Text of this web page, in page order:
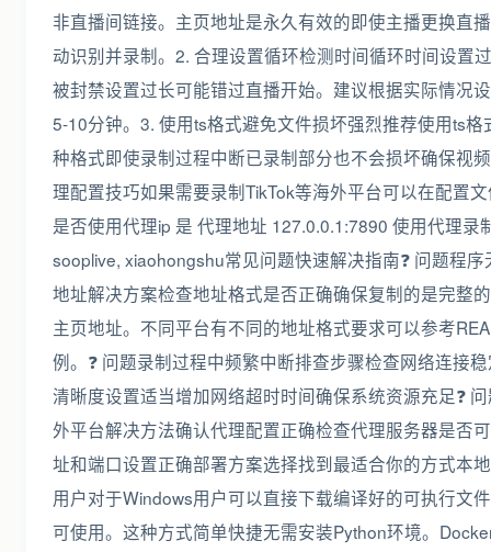
非直播间链接。主页地址是永久有效的即使主播更换直
动识别并录制。2. 合理设置循环检测时间循环时间设置
被封禁设置过长可能错过直播开始。建议根据实际情况
5-10分钟。3. 使用ts格式避免文件损坏强烈推荐使用ts格
种格式即使录制过程中断已录制部分也不会损坏确保视
理配置技巧如果需要录制TikTok等海外平台可以在配置
是否使用代理ip 是 代理地址 127.0.0.1:7890 使用代理录
sooplive, xiaohongshu常见问题快速解决指南❓ 问题程
地址解决方案检查地址格式是否正确确保复制的是完整
主页地址。不同平台有不同的地址格式要求可以参考
例。❓ 问题录制过程中频繁中断排查步骤检查网络连接
清晰度设置适当增加网络超时时间确保系统资源充足❓
外平台解决方法确认代理配置正确检查代理服务器是否
址和端口设置正确部署方案选择找到最适合你的方式本
用户对于Windows用户可以直接下载编译好的可执行文
可使用。这种方式简单快捷无需安装Python环境。